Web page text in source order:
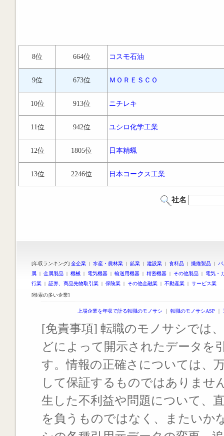
8位 664位 コスモ石油
9位 673位 ＭＯＲＥＳＣＯ
10位 913位 ニチレキ
11位 942位 ユシロ化学工業
12位 1805位 日本精蝋
13位 2246位 日本コークス工業
社名
[年収ランキング] 全企業 | 水産・農林業 | 鉱業 | 建設業 | 食料品 | 繊維製品 |
属 | 金属製品 | 機械 | 電気機器 | 輸送用機器 | 精密機器 | その他製品 | 電気・
行業 | 証券、商品先物取引業 | 保険業 | その他金融業 | 不動産業 | サービス業
[検索の多い企業]
上場企業を年収で計る転職のモノサシ ｜ 転職のモノサシASP ｜
[免責事項] 転職のモノサシでは
どによって開示されたデータを
す。情報の正確さについては、
して保証するものではありませ
生した不利益や問題について、
を負うものではなく、またいか